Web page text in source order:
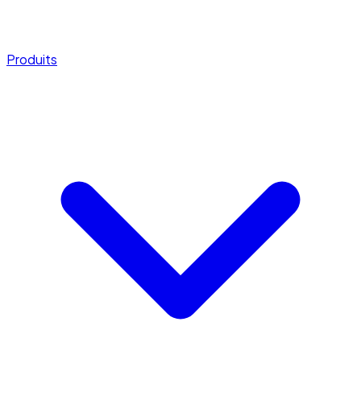
Produits